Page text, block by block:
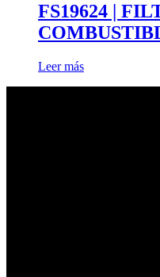
FS19624 |
Leer más